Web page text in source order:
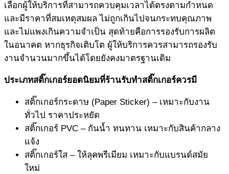
เลือกผู้ให้บริการที่สามารถควบคุมเวลาได้ตรงตามกำหนด
และมีราคาที่สมเหตุสมผล ไม่ถูกเกินไปจนกระทบคุณภาพ
และไม่แพงเกินความจำเป็น สุดท้ายคือการรองรับการผลิต
ในอนาคต หากธุรกิจเติบโต ผู้ให้บริการควรสามารถรองรับ
งานจำนวนมากขึ้นได้โดยยังคงมาตรฐานเดิม
ประเภทสติ๊กเกอร์ยอดนิยมที่ร้านรับทำสติ๊กเกอร์ควรมี
สติ๊กเกอร์กระดาษ (Paper Sticker) – เหมาะกับงาน
ทั่วไป ราคาประหยัด
สติ๊กเกอร์ PVC – กันน้ำ ทนทาน เหมาะกับสินค้ากลาง
แจ้ง
สติ๊กเกอร์ใส – ให้ลุคพรีเมียม เหมาะกับแบรนด์สมัย
ใหม่